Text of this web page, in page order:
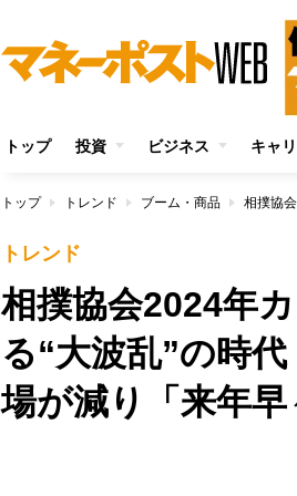
トップ 投資 ビジネス キャ
トップ トレンド ブーム・商品
トレンド
相撲協会2024年
る“大波乱”の時
場が減り「来年